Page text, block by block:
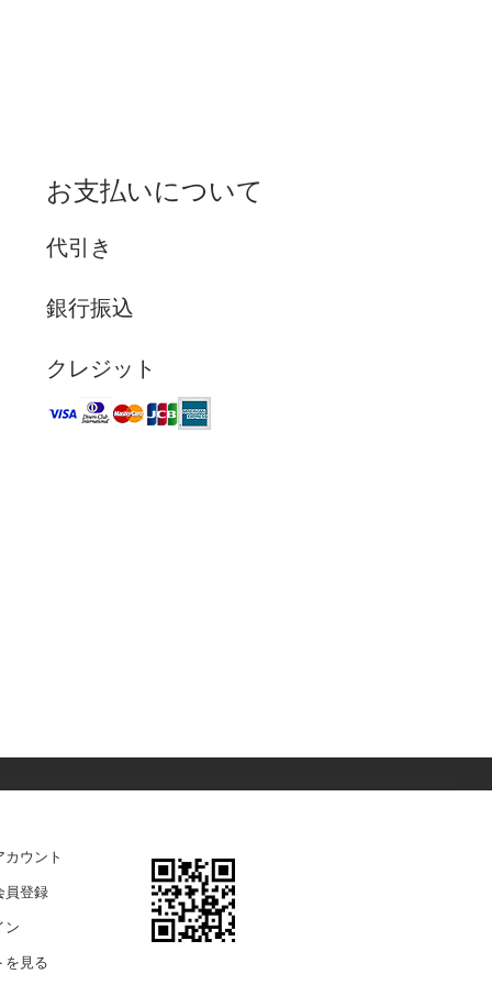
お支払いについて
代引き
銀行振込
クレジット
カウント
員登録
ン
を見る